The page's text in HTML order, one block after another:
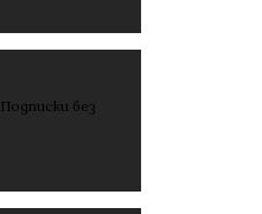
Подписки без